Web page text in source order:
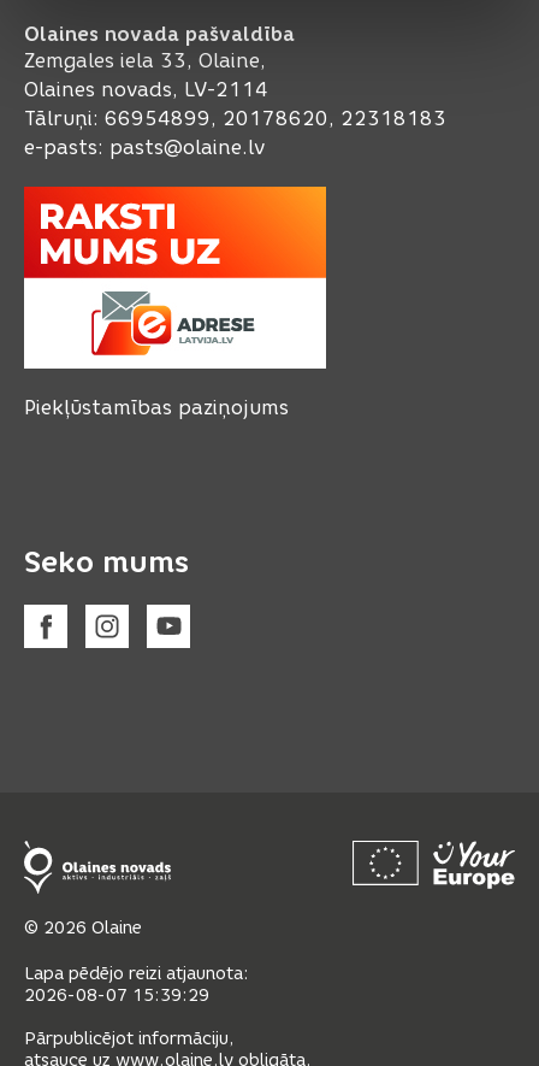
Olaines novada pašvaldība
Zemgales iela 33, Olaine,
Olaines novads, LV-2114
Tālruņi: 66954899, 20178620, 22318183
e-pasts: pasts@olaine.lv
Piekļūstamības paziņojums
Seko mums
© 2026 Olaine
Lapa pēdējo reizi atjaunota:
2026-08-07 15:39:29
Pārpublicējot informāciju,
atsauce uz www.olaine.lv obligāta.